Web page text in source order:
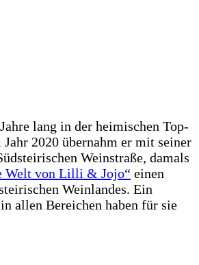
lang in der heimischen Top-
2020 übernahm er mit seiner
Weinstraße, damals
Welt von Lilli & Jojo“ einen
Weinlandes. Ein
allen Bereichen haben für sie